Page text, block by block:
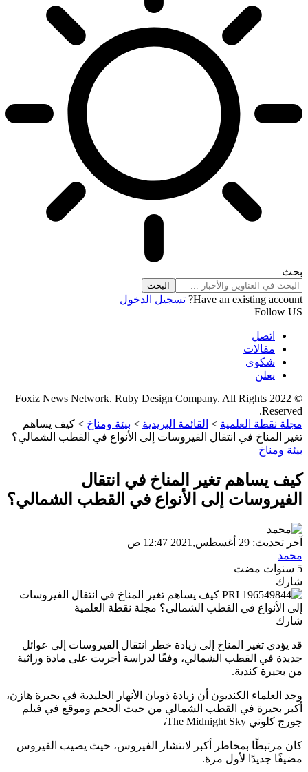
بحث
Have an existing account?
تسجيل الدخول
Follow US
اتصل
مقالات
شكوى
يعلن
© 2022 Foxiz News Network. Ruby Design Company. All Rights
Reserved.
مجلة نقطة العلمية > القائمة البريدية > بيئة ومناخ > كيف يساهم
تغير المناخ في انتقال الفيروسات إلى الأنواع في القطب الشمالي؟
بيئة ومناخ
كيف يساهم تغير المناخ في انتقال
الفيروسات إلى الأنواع في القطب الشمالي؟
آخر تحديث: 29 أغسطس,2021 12:47 ص
محمد
5 سنوات مضت
شارك
شارك
قد يؤدي تغير المناخ إلى زيادة خطر انتقال الفيروسات إلى عوائل
جديدة في القطب الشمالي، وفقًا لدراسة أجريت على مادة وراثية
من بحيرة كندية.
وجد العلماء الكنديون أن زيادة ذوبان الأنهار الجليدية في بحيرة هازن،
أكبر بحيرة في القطب الشمالي من حيث الحجم وموقع في فيلم
جورج كلوني The Midnight Sky،
كان مرتبطًا بمخاطر أكبر لانتشار الفيروس، حيث يصيب الفيروس
مضيفًا جديدًا لأول مرة.